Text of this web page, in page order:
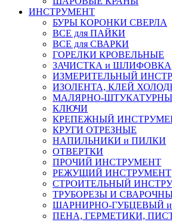
ИНСТРУМЕНТ
БУРЫ КОРОНКИ СВЕРЛА
ВСЕ для ПАЙКИ
ВСЕ для СВАРКИ
ГОРЕЛКИ КРОВЕЛЬНЫЕ
ЗАЧИСТКА и ШЛИФОВКА
ИЗМЕРИТЕЛЬНЫЙ
ИЗОЛЕНТА, КЛЕЙ
МАЛЯРНО-ШТУКАТУРНЫЙ
КЛЮЧИ
КРЕПЕЖНЫЙ
КРУГИ ОТРЕЗНЫЕ
НАПИЛЬНИКИ и ПИЛКИ
ОТВЕРТКИ
ПРОЧИЙ ИНСТРУМЕНТ
РЕЖУЩИЙ ИНСТРУМЕНТ
СТРОИТЕЛЬНЫЙ
ТРУБОРЕЗЫ И
ШАРНИРНО-ГУБЦЕВЫЙ
ПЕНА, ГЕРМЕТИКИ,